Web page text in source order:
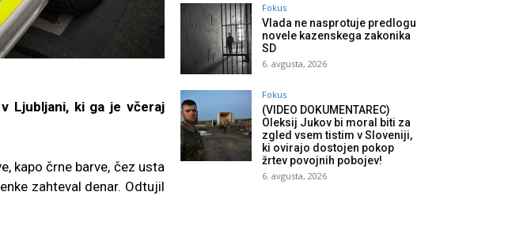
Ljubljani, ki ga je včeraj
kapo črne barve, čez usta
zahteval denar. Odtujil
Fokus
Vlada ne nasprotuje predlogu
novele kazenskega zakonika
SD
6. avgusta, 2026
Fokus
(VIDEO DOKUMENTAREC)
Oleksij Jukov bi moral biti za
zgled vsem tistim v Sloveniji,
ki ovirajo dostojen pokop
žrtev povojnih pobojev!
6. avgusta, 2026